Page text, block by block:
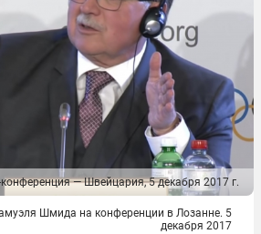
— Швейцария, 5 декабря 2017 г.
Шмида на конференции в Лозанне. 5
декабря 2017